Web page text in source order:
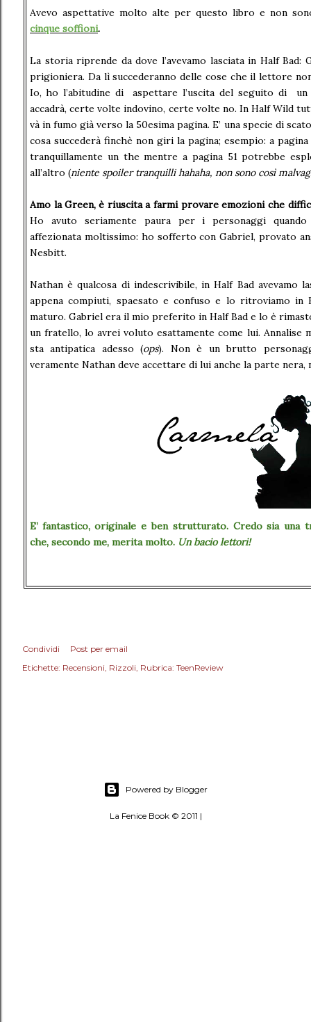
Avevo aspettative molto alte per questo libro e non
cinque soffioni.
La storia riprende da dove l’avevamo lasciata in Half Bad:
prigioniera. Da lì succederanno delle cose che il lettore
Io, ho l’abitudine di aspettare l’uscita del seguito di
accadrà, certe volte indovino, certe volte no. In Half Wild
và in fumo già verso la 50esima pagina. E’ una specie di
cosa succederà finchè non giri la pagina; esempio: a
tranquillamente un the mentre a pagina 51 potrebbe
all’altro (niente spoiler tranquilli hahaha, non sono così
Amo la Green, è riuscita a farmi provare emozioni che
Ho avuto seriamente paura per i personaggi quando
affezionata moltissimo: ho sofferto con Gabriel, provato
Nesbitt.
Nathan è qualcosa di indescrivibile, in Half Bad avevamo
appena compiuti, spaesato e confuso e lo ritroviamo
maturo. Gabriel era il mio preferito in Half Bad e lo è
un fratello, lo avrei voluto esattamente come lui. Annalise
sta antipatica adesso (ops). Non è un brutto
veramente Nathan deve accettare di lui anche la parte nera,
E’ fantastico, originale e ben strutturato. Credo sia una
che, secondo me, merita molto. Un bacio lettori!
Condividi
Post per email
Etichette: Recensioni Rizzoli Rubrica: TeenReview
Powered by Blogger
La Fenice Book © 2011 |